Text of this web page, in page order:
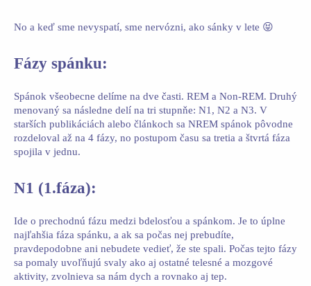
No a keď sme nevyspatí, sme nervózni, ako sánky v lete 😝
Fázy spánku:
Spánok všeobecne delíme na dve časti. REM a Non-REM. Druhý
menovaný sa následne delí na tri stupnňe: N1, N2 a N3. V
starších publikáciách alebo článkoch sa NREM spánok pôvodne
rozdeloval až na 4 fázy, no postupom času sa tretia a štvrtá fáza
spojila v jednu.
N1 (1.fáza):
Ide o prechodnú fázu medzi bdelosťou a spánkom. Je to úplne
najľahšia fáza spánku, a ak sa počas nej prebudíte,
pravdepodobne ani nebudete vedieť, že ste spali. Počas tejto fázy
sa pomaly uvoľňujú svaly ako aj ostatné telesné a mozgové
aktivity, zvolnieva sa nám dych a rovnako aj tep.